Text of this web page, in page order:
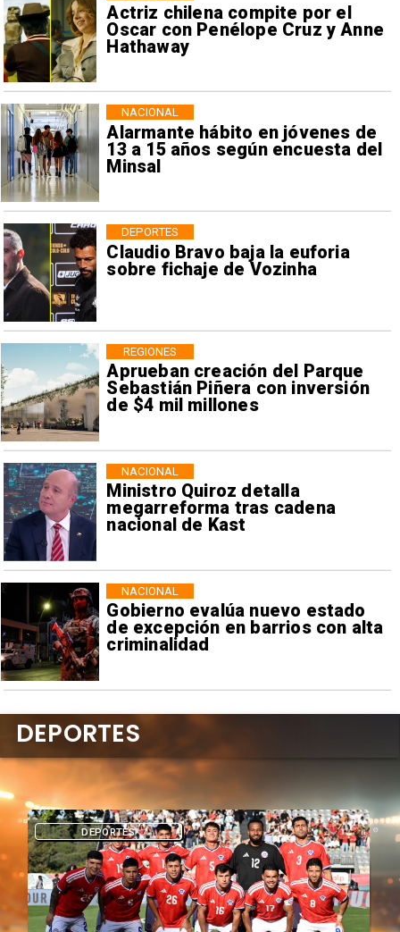
Actriz chilena compite por el
Oscar con Penélope Cruz y Anne
Hathaway
Alarmante hábito en jóvenes de
13 a 15 años según encuesta del
Minsal
NACIONAL
Claudio Bravo baja la euforia
sobre fichaje de Vozinha
DEPORTES
Aprueban creación del Parque
Sebastián Piñera con inversión
de $4 mil millones
REGIONES
Ministro Quiroz detalla
megarreforma tras cadena
nacional de Kast
NACIONAL
Gobierno evalúa nuevo estado
de excepción en barrios con alta
criminalidad
NACIONAL
DEPORTES
DEPORTES